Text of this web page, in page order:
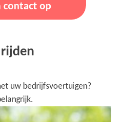
contact op
uw bedrijfsvoertuigen?